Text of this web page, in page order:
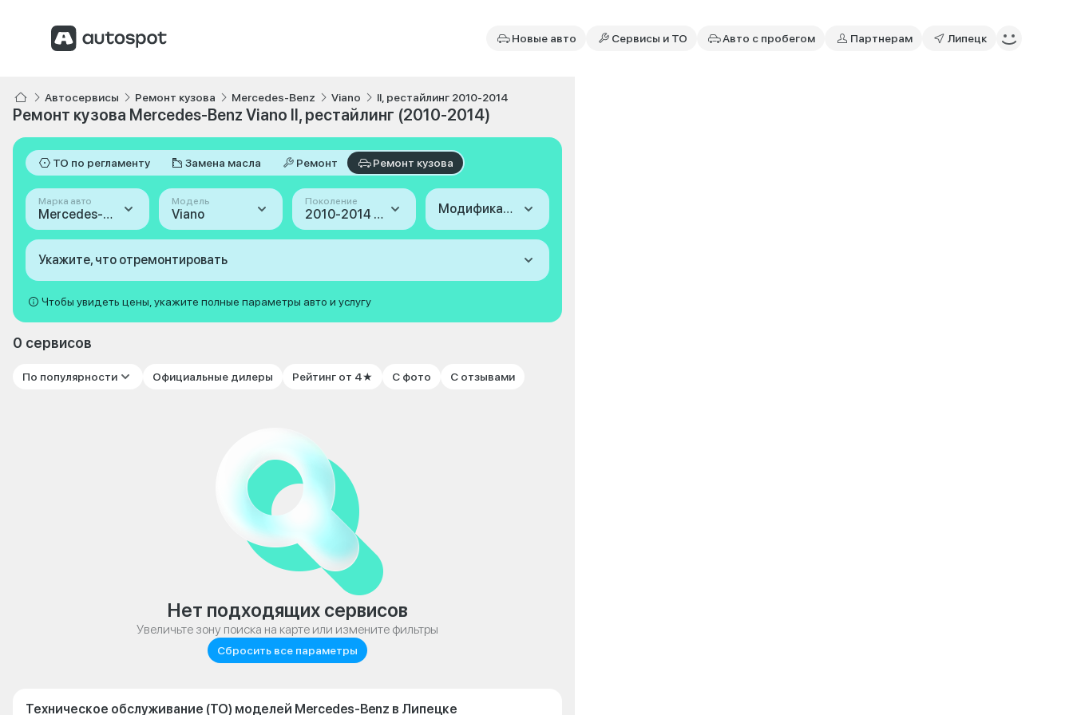
Новые авто Сервисы и ТО Авто с пробегом Партнерам Липецк
Автосервисы Ремонт кузова Mercedes-Benz Viano II, рестайлинг 2010-2014
Ремонт кузова Mercedes-Benz Viano II, рестайлинг (2010-2014)
ТО по регламенту Замена масла Ремонт Ремонт кузова
Марка авто
Mercedes-Benz
Модель
Viano
Поколение
2010-2014 (II, рестайлинг) Модификация
Укажите, что отремонтировать
Чтобы увидеть цены, укажите полные параметры авто и услугу
0 сервисов
По популярности Официальные дилеры Рейтинг от 4★ С фото С отзывами
Нет подходящих сервисов
Увеличьте зону поиска на карте или измените фильтры
Сбросить все параметры
Техническое обслуживание (ТО) моделей Mercedes-Benz в Липецке